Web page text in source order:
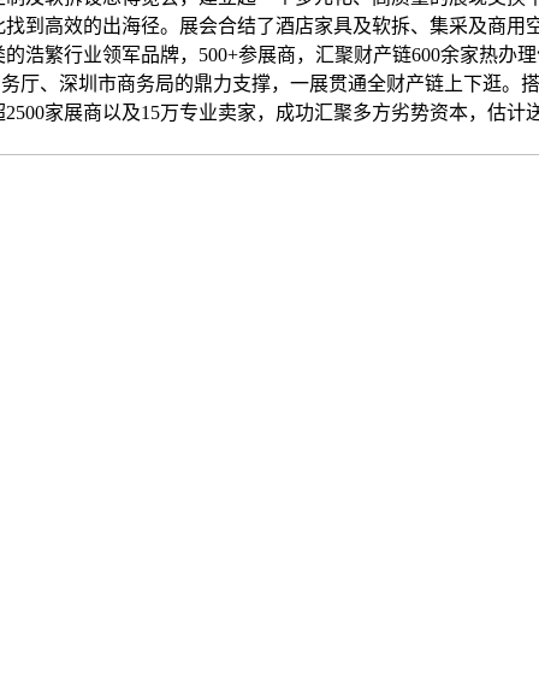
到高效的出海径。展会合结了酒店家具及软拆、集采及商用
浩繁行业领军品牌，500+参展商，汇聚财产链600余家热办
厅、深圳市商务局的鼎力支撑，一展贯通全财产链上下逛。
家展商以及15万专业卖家，成功汇聚多方劣势资本，估计